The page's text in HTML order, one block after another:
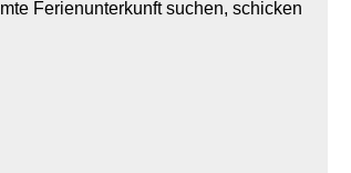
Ferienunterkunft suchen, schicken